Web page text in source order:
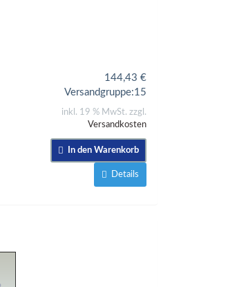
144,43 €
Versandgruppe:15
inkl. 19 % MwSt. zzgl.
Versandkosten
In den Warenkorb
Details